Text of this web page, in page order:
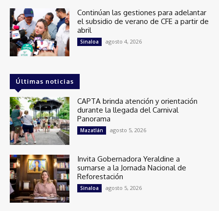
Continúan las gestiones para adelantar
el subsidio de verano de CFE a partir de
abril
Sinaloa agosto 4, 2026
Últimas noticias
CAPTA brinda atención y orientación
durante la llegada del Carnival
Panorama
Mazatlán agosto 5, 2026
Invita Gobernadora Yeraldine a
sumarse a la Jornada Nacional de
Reforestación
Sinaloa agosto 5, 2026